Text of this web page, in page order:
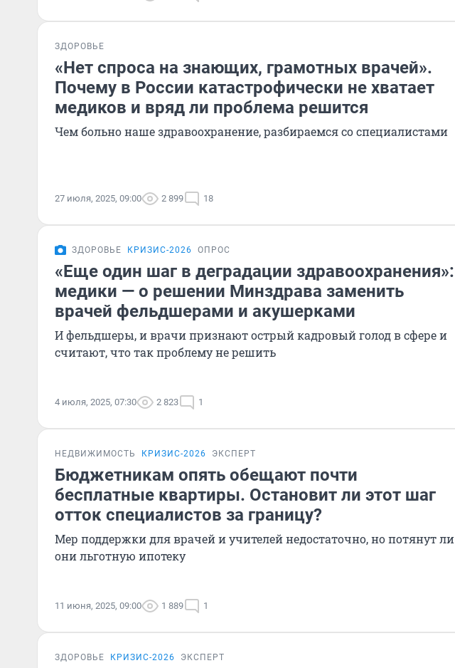
ЗДОРОВЬЕ
«Нет спроса на знающих, грамотных врачей».
Почему в России катастрофически не хватает
медиков и вряд ли проблема решится
Чем больно наше здравоохранение, разбираемся со специалистами
27 июля, 2025, 09:00 2 899 18
ЗДОРОВЬЕ КРИЗИС-2026 ОПРОС
«Eще один шаг в деградации здравоохранения»:
медики — о решении Минздрава заменить
врачей фельдшерами и акушерками
И фельдшеры, и врачи признают острый кадровый голод в сфере и
считают, что так проблему не решить
4 июля, 2025, 07:30 2 823 1
НЕДВИЖИМОСТЬ КРИЗИС-2026 ЭКСПЕРТ
Бюджетникам опять обещают почти
бесплатные квартиры. Остановит ли этот шаг
отток специалистов за границу?
Мер поддержки для врачей и учителей недостаточно, но потянут ли
они льготную ипотеку
11 июня, 2025, 09:00 1 889 1
ЗДОРОВЬЕ КРИЗИС-2026 ЭКСПЕРТ